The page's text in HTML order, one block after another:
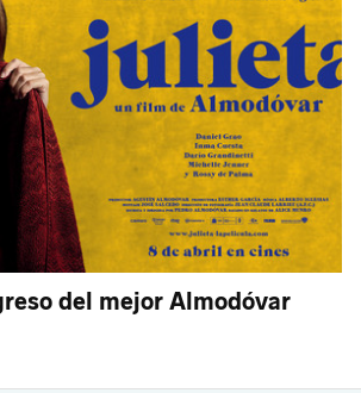
del mejor Almodóvar